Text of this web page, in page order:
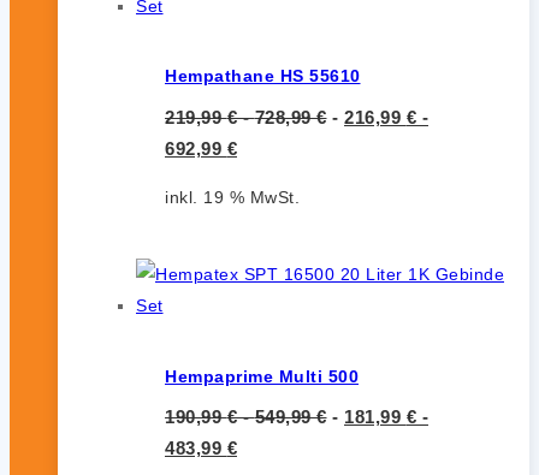
Hempathane HS 55610
219,99€-728,99€- 216,99 € -
692,99 €
inkl. 19 % MwSt.
Hempaprime Multi 500
190,99€-549,99€- 181,99 € -
483,99 €